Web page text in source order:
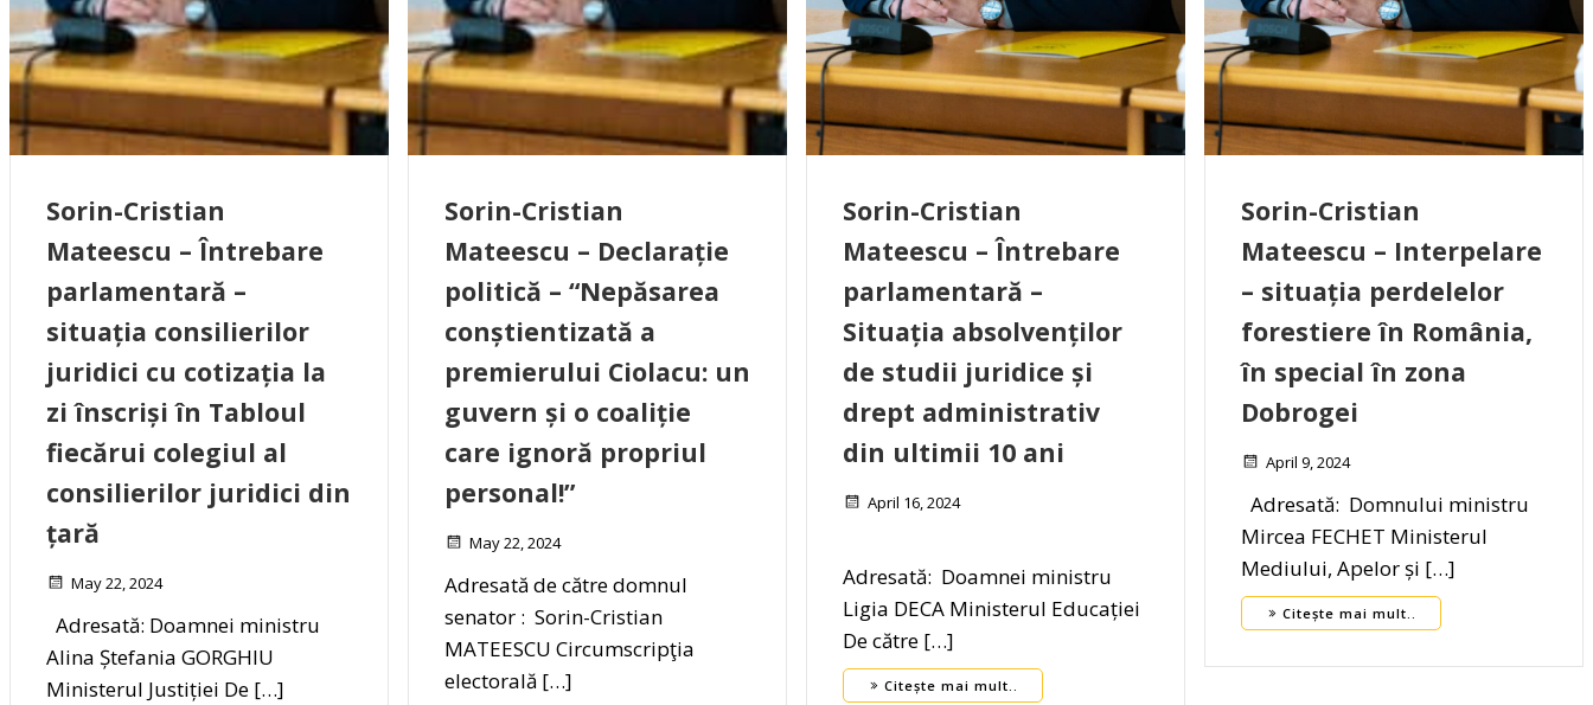
Sorin-Cristian
Mateescu – Întrebare
parlamentară –
situația consilierilor
juridici cu cotizația la
zi înscriși în Tabloul
fiecărui colegiul al
consilierilor juridici din
țară
May 22, 2024
Adresată: Doamnei ministru
Alina Ștefania GORGHIU
Ministerul Justiției De […]
Sorin-Cristian
Mateescu – Declarație
politică – “Nepăsarea
conștientizată a
premierului Ciolacu: un
guvern și o coaliție
care ignoră propriul
personal!”
May 22, 2024
Adresată de către domnul
senator : Sorin-Cristian
MATEESCU Circumscripţia
electorală […]
Sorin-Cristian
Mateescu – Întrebare
parlamentară –
Situația absolvenților
de studii juridice și
drept administrativ
din ultimii 10 ani
April 16, 2024
Adresată: Doamnei ministru
Ligia DECA Ministerul Educației
De către […]
Citește mai mult..
Sorin-Cristian
Mateescu – Interpelare
– situația perdelelor
forestiere în România,
în special în zona
Dobrogei
April 9, 2024
Adresată: Domnului ministru
Mircea FECHET Ministerul
Mediului, Apelor și […]
Citește mai mult..